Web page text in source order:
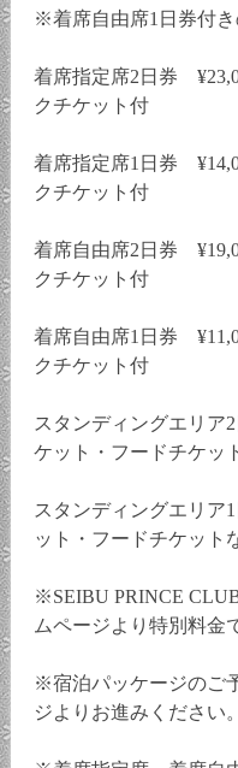
※着席自由席1日券付き
着席指定席2日券
クチケット付
着席指定席1日券
クチケット付
着席自由席2日券
クチケット付
着席自由席1日券
クチケット付
スタンディングエリ
ケット・フードチケッ
スタンディングエリ
ット・フードチケット
※SEIBU PRINCE
ムページより特別料金
※宿泊パッケージのご
ジよりお進みください。